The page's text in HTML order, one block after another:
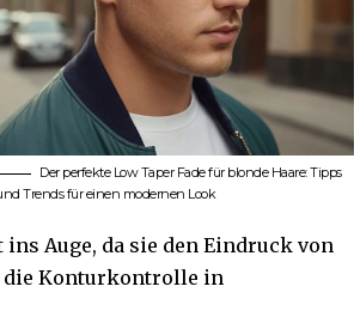
Der perfekte Low Taper Fade für blonde Haare: Tipps
Trends für einen modernen Look
Auge, da sie den Eindruck von
die Konturkontrolle in